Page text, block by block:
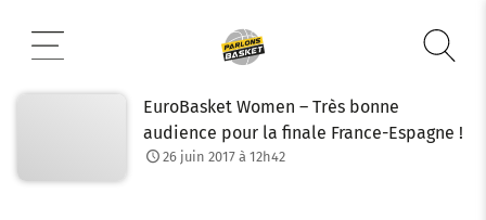
contenu
EuroBasket Women – Très bonne
audience pour la finale France-Espagne !
26 juin 2017 à 12h42